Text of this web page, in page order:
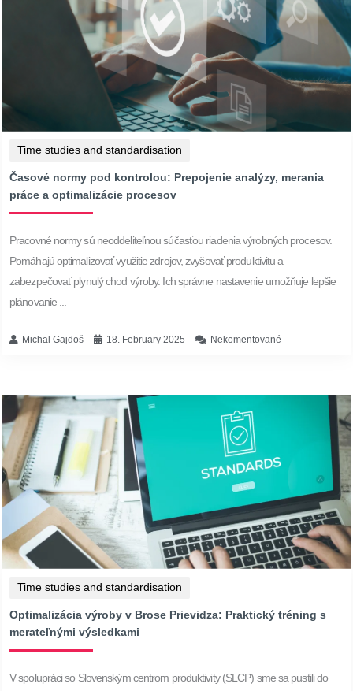
Time studies and standardisation
Časové normy pod kontrolou: Prepojenie analýzy, merania
práce a optimalizácie procesov
Pracovné normy sú neoddeliteľnou súčasťou riadenia výrobných procesov.
Pomáhajú optimalizovať využitie zdrojov, zvyšovať produktivitu a
zabezpečovať plynulý chod výroby. Ich správne nastavenie umožňuje lepšie
plánovanie ...
Michal Gajdoš 18. February 2025 Nekomentované
Time studies and standardisation
Optimalizácia výroby v Brose Prievidza: Praktický tréning s
merateľnými výsledkami
V spolupráci so Slovenským centrom produktivity (SLCP) sme sa pustili do